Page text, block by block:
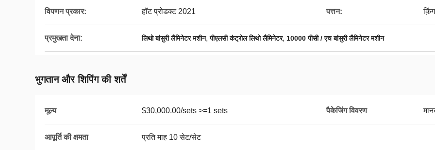
विपणन प्रकार: हॉट प्रोडक्ट 2021 पत्तन:
प्रमुखता देना: लिथो बांसुरी लैमिनेटर मशीन,पीएलसी कंट्रोल लिथो लैमिनेटर, 10000 पीसी / एच बांसुरी लैमिनेटर मशीन
भुगतान और शिपिंग की शर्तें
मूल्य $30,000.00/sets >=1 sets पैकेजिंग विवरण
आपूर्ति की क्षमता प्रति माह 10 सेट/सेट